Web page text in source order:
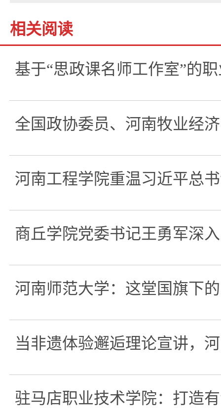
相关阅读
基于“思政课名师工作室”的
全国政协委员、河南牧业经
河南工程学院重温习近平总
商丘学院党委书记王勇军深
河南师范大学：这堂国旗下
当非遗体验邂逅理论宣讲，
驻马店职业技术学院：打造